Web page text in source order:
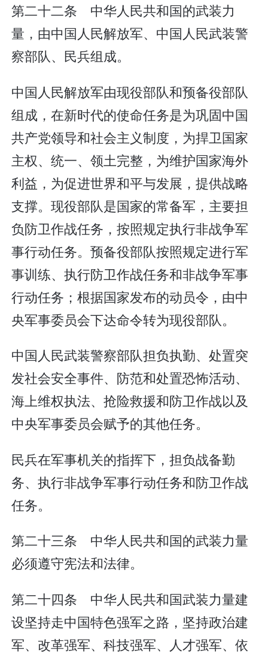
第二十二条 中华人民共和国的武装力
量，由中国人民解放军、中国人民武装警
察部队、民兵组成。
中国人民解放军由现役部队和预备役部队
组成，在新时代的使命任务是为巩固中国
共产党领导和社会主义制度，为捍卫国家
主权、统一、领土完整，为维护国家海外
利益，为促进世界和平与发展，提供战略
支撑。现役部队是国家的常备军，主要担
负防卫作战任务，按照规定执行非战争军
事行动任务。预备役部队按照规定进行军
事训练、执行防卫作战任务和非战争军事
行动任务；根据国家发布的动员令，由中
央军事委员会下达命令转为现役部队。
中国人民武装警察部队担负执勤、处置突
发社会安全事件、防范和处置恐怖活动、
海上维权执法、抢险救援和防卫作战以及
中央军事委员会赋予的其他任务。
民兵在军事机关的指挥下，担负战备勤
务、执行非战争军事行动任务和防卫作战
任务。
第二十三条 中华人民共和国的武装力量
必须遵守宪法和法律。
第二十四条 中华人民共和国武装力量建
设坚持走中国特色强军之路，坚持政治建
军、改革强军、科技强军、人才强军、依